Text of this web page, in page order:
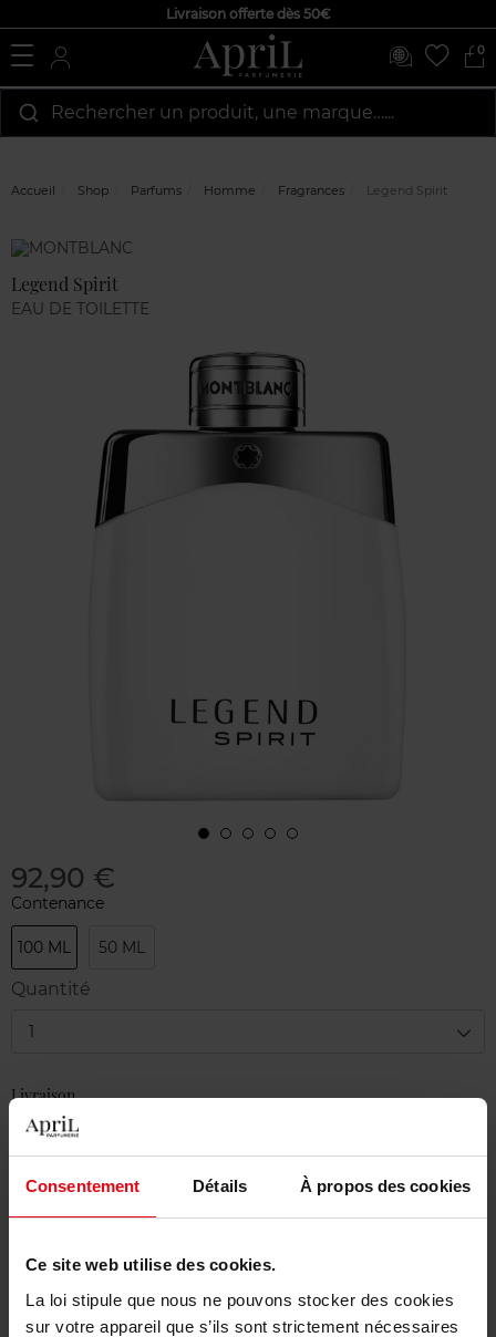
Consentement Détails À propos des cookies
Ce site web utilise des cookies.
La loi stipule que nous ne pouvons stocker des cookies
sur votre appareil que s’ils sont strictement nécessaires
Livraison offerte dès 50€
0
Rechercher un produit, une marque…...
Accueil Shop Parfums Homme Fragrances Legend Spirit
Marque
Legend Spirit
EAU DE TOILETTE
92,90 €
Contenance
100 ML 50 ML
Quantité
1
Livraison
En stock
Retour gratuit dans votre magasin